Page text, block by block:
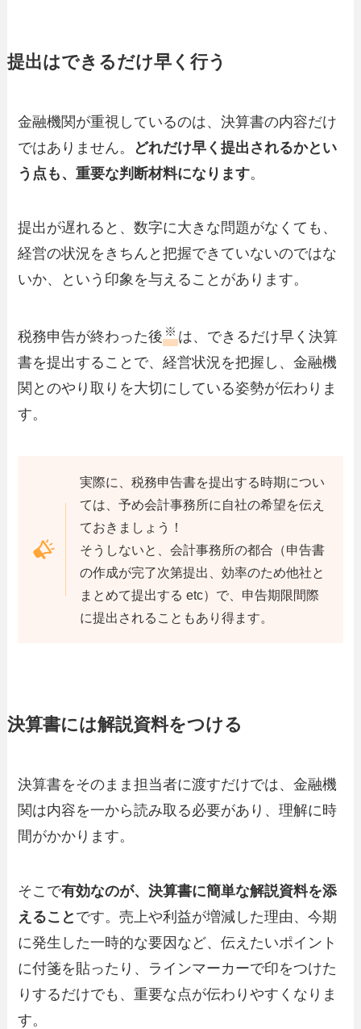
提出はできるだけ早く行う
金融機関が重視しているのは、決算書の内容だけ
ではありません。
どれだけ早く提出されるかとい
う点も、重要な判断材料になります。
提出が遅れると、数字に大きな問題がなくても、
経営の状況をきちんと把握できていないのではな
いか、という印象を与えることがあります。
税務申告が終わった後 ※ は、できるだけ早く決算
書を提出することで、経営状況を把握し、金融機
関とのやり取りを大切にしている姿勢が伝わりま
す。
実際に、税務申告書を提出する時期につい
ては、予め会計事務所に自社の希望を伝え
ておきましょう！
そうしないと、会計事務所の都合（申告書
の作成が完了次第提出、効率のため他社と
まとめて提出する etc）で、申告期限間際
に提出されることもあり得ます。
決算書には解説資料をつける
決算書をそのまま担当者に渡すだけでは、金融機
関は内容を一から読み取る必要があり、理解に時
間がかかります。
そこで有効なのが、決算書に簡単な解説資料を添
えること です。売上や利益が増減した理由、今期
に発生した一時的な要因など、伝えたいポイント
に付箋を貼ったり、ラインマーカーで印をつけた
りするだけでも、重要な点が伝わりやすくなりま
す。